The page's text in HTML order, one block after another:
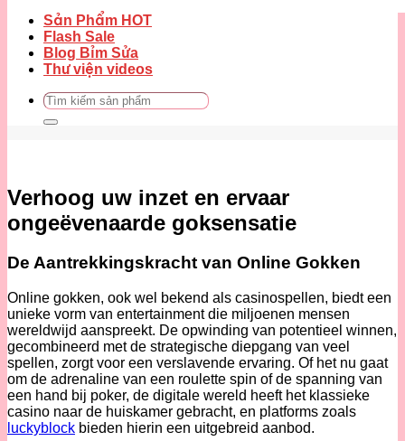
Sản Phẩm HOT
Flash Sale
Blog Bỉm Sửa
Thư viện videos
Tìm
Verhoog uw inzet en ervaar
ongeëvenaarde goksensatie
De Aantrekkingskracht van Online Gokken
Online gokken, ook wel bekend als casinospellen, biedt een
unieke vorm van entertainment die miljoenen mensen
wereldwijd aanspreekt. De opwinding van potentieel winnen,
gecombineerd met de strategische diepgang van veel
spellen, zorgt voor een verslavende ervaring. Of het nu gaat
om de adrenaline van een roulette spin of de spanning van
een hand bij poker, de digitale wereld heeft het klassieke
casino naar de huiskamer gebracht, en platforms zoals
luckyblock bieden hierin een uitgebreid aanbod.